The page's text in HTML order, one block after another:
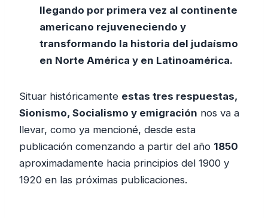
llegando por primera vez al continente
americano rejuveneciendo y
transformando la historia del judaísmo
en Norte América y en Latinoamérica.
Situar históricamente estas tres respuestas,
Sionismo, Socialismo y emigración nos va a
llevar, como ya mencioné, desde esta
publicación comenzando a partir del año 1850
aproximadamente hacia principios del 1900 y
1920 en las próximas publicaciones.